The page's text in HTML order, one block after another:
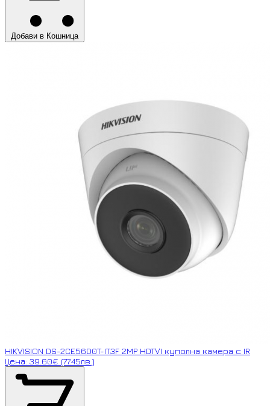
Добави в Кошница
HIKVISION DS-2CE56D0T-IT3F 2MP HDTVI куполна камера с IR
Цена: 39.60€ (77.45лв.)